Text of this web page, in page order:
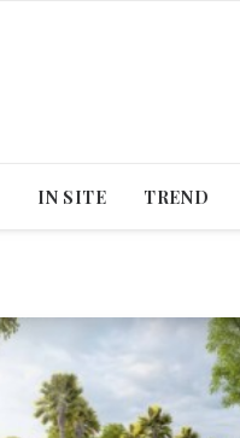
IN SITE TREND